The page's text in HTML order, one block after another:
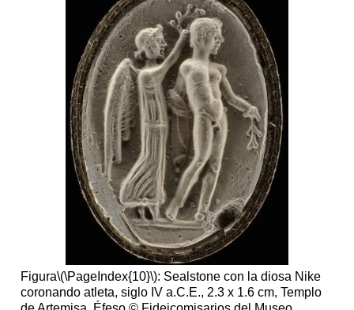
Figura\(\PageIndex{10}\): Sealstone con la diosa Nike
coronando atleta, siglo IV a.C.E., 2.3 x 1.6 cm, Templo